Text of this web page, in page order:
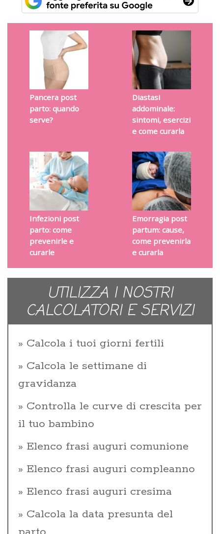
Pancera post
parto: quando
serve?
Diastasi
addominale:
sintomi, esercizi
e come curarla
Infezioni post
parto: come
prevenirle e
curarle
Emorragia post
partum: cause,
come prevenirla
e curarla
UTILIZZA I NOSTRI
CALCOLATORI E SERVIZI
Calcola i tuoi giorni fertili
Calcola le settimane di
gravidanza
Controlla le curve di crescita per
il tuo bambino
Elenco frasi auguri comunione
Elenco frasi auguri compleanno
Elenco frasi auguri cresima
Calcola la data presunta del